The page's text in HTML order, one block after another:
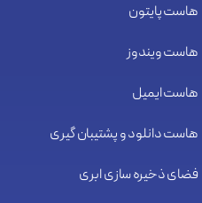
هاست پایتون
هاست ویندوز
هاست ایمیل
هاست دانلود و پشتیبان گیری
فضای ذخیره سازی ابری